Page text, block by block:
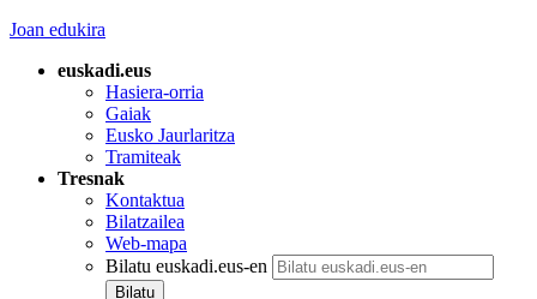
Joan edukira
euskadi.eus
Hasiera-orria
Gaiak
Eusko Jaurlaritza
Tramiteak
Tresnak
Kontaktua
Bilatzailea
Web-mapa
Bilatu euskadi.eus-en